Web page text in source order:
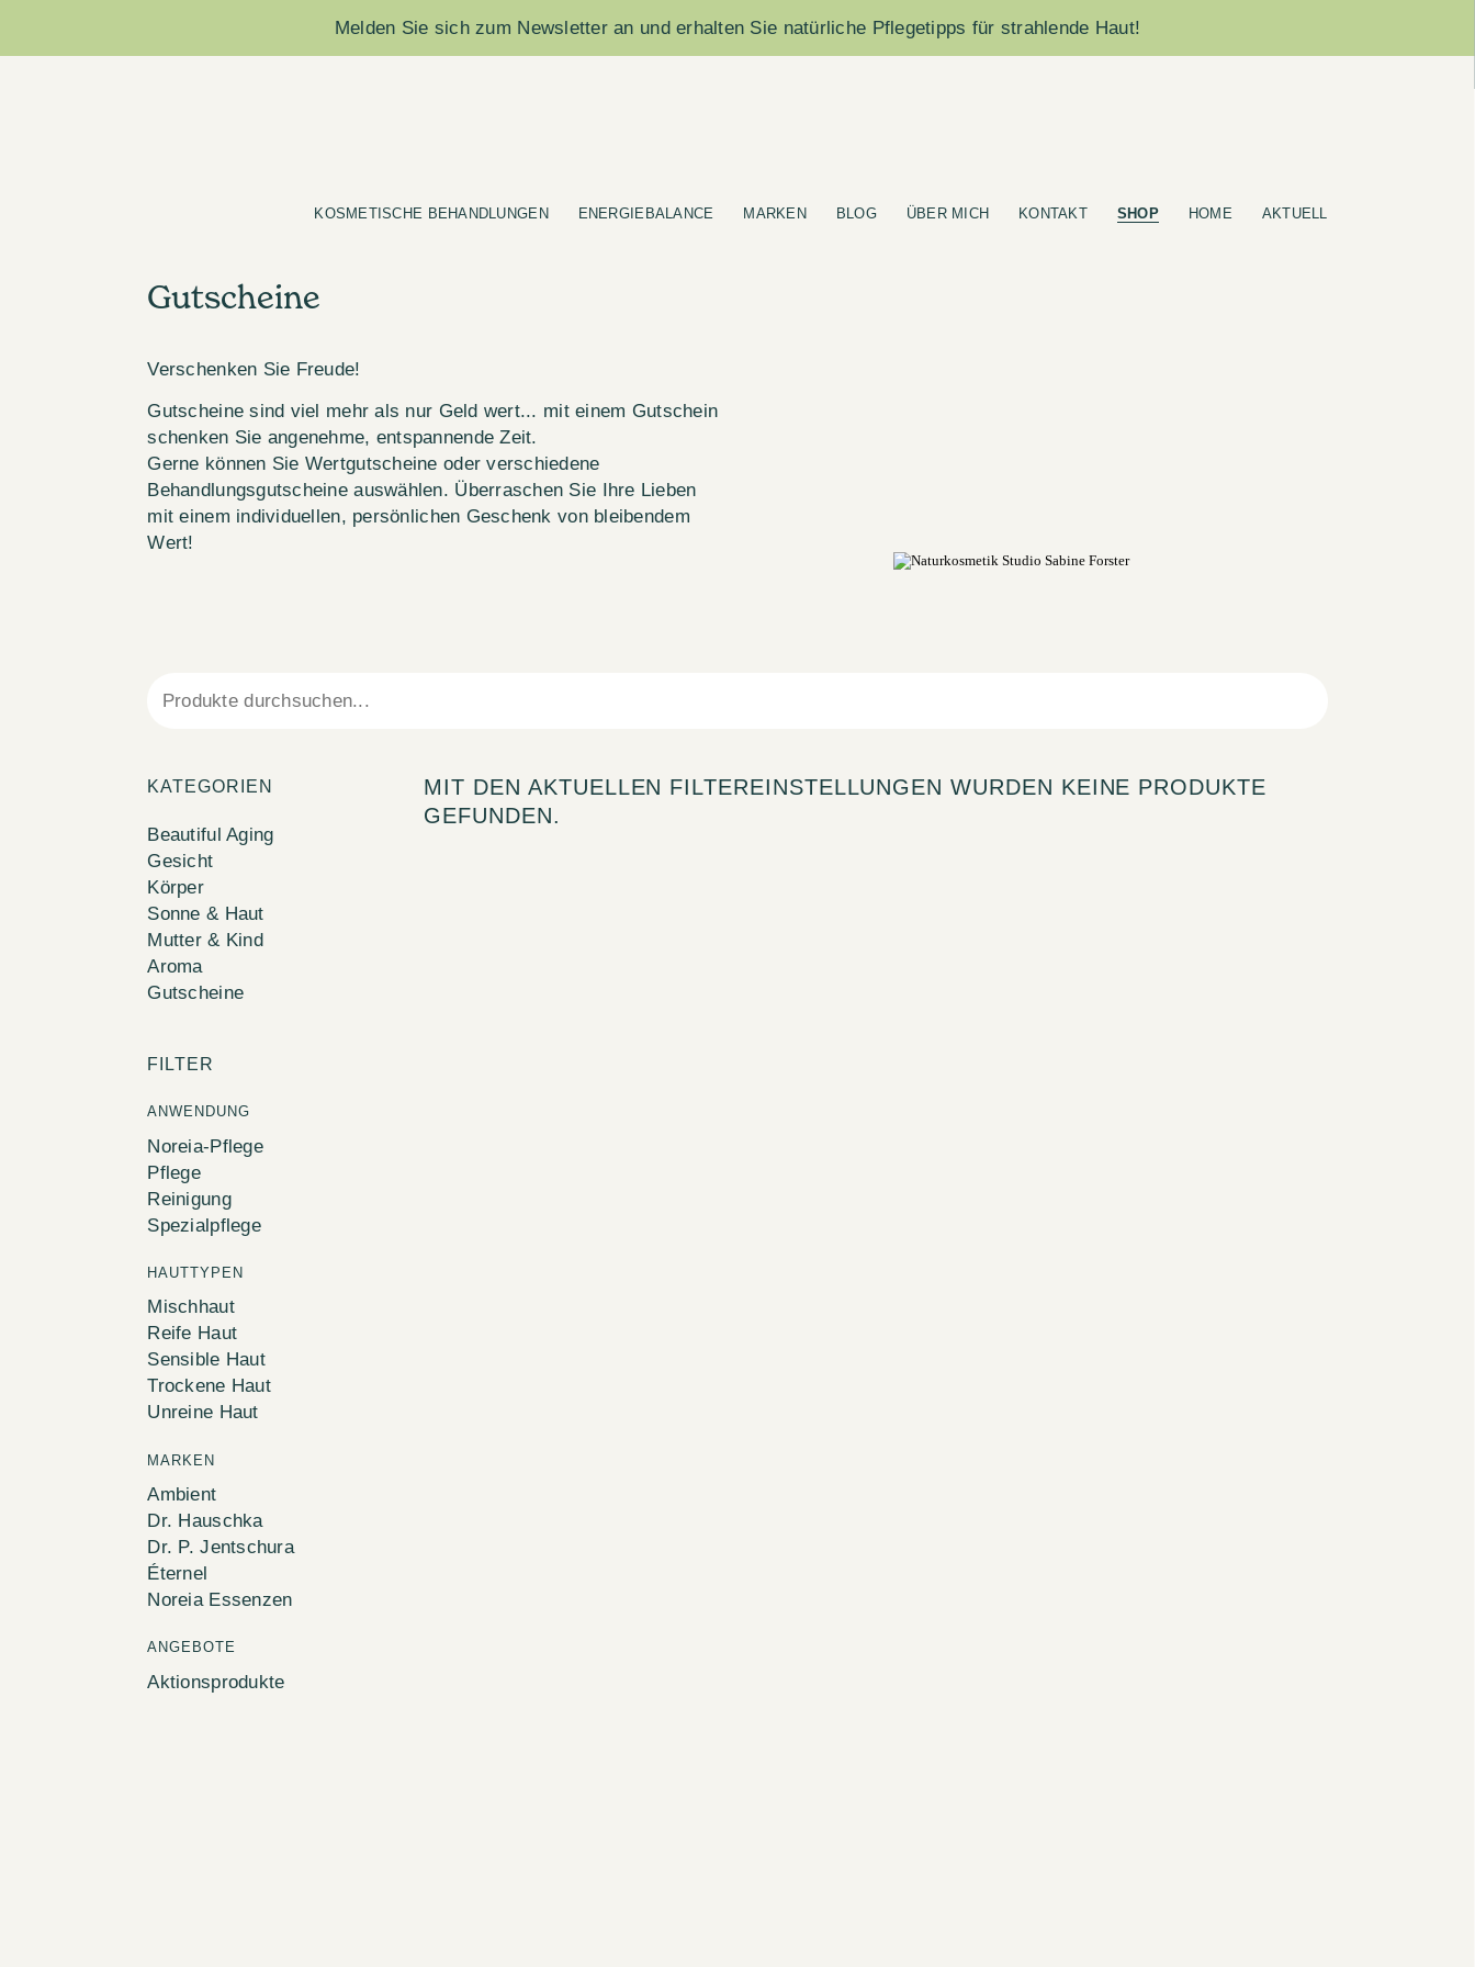
Melden Sie sich zum Newsletter an und erhalten Sie natürliche Pflegetipps für strahlende Haut!
KOSMETISCHE BEHANDLUNGEN ENERGIEBALANCE MARKEN BLOG ÜBER MICH KONTAKT SHOP HOME AKTUELL
Gutscheine
Verschenken Sie Freude!
Gutscheine sind viel mehr als nur Geld wert... mit einem Gutschein
schenken Sie angenehme, entspannende Zeit.
Gerne können Sie Wertgutscheine oder verschiedene
Behandlungsgutscheine auswählen. Überraschen Sie Ihre Lieben
mit einem individuellen, persönlichen Geschenk von bleibendem
Wert!
KATEGORIEN
Beautiful Aging
Gesicht
Körper
Sonne & Haut
Mutter & Kind
Aroma
Gutscheine
FILTER
ANWENDUNG
Noreia-Pflege
Pflege
Reinigung
Spezialpflege
HAUTTYPEN
Mischhaut
Reife Haut
Sensible Haut
Trockene Haut
Unreine Haut
MARKEN
Ambient
Dr. Hauschka
Dr. P. Jentschura
Éternel
Noreia Essenzen
ANGEBOTE
Aktionsprodukte
MIT DEN AKTUELLEN FILTEREINSTELLUNGEN WURDEN KEINE PRODUKTE
GEFUNDEN.